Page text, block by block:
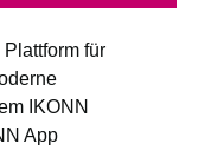
für
IKONN
App